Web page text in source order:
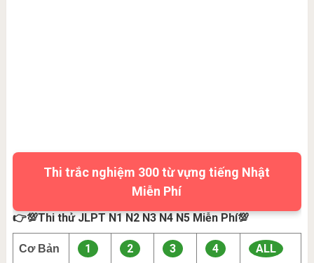
Thi trắc nghiệm 300 từ vựng tiếng Nhật
Miễn Phí
👉💯Thi thử JLPT N1 N2 N3 N4 N5 Miễn Phí💯
Cơ Bản 1 2 3 4 ALL